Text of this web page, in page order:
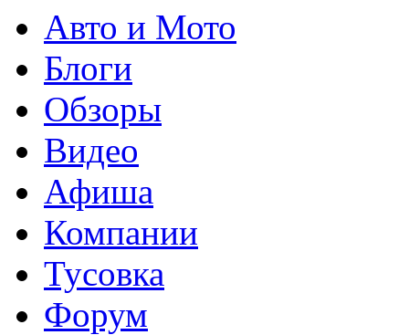
Авто и Мото
Блоги
Обзоры
Видео
Афиша
Компании
Тусовка
Форум